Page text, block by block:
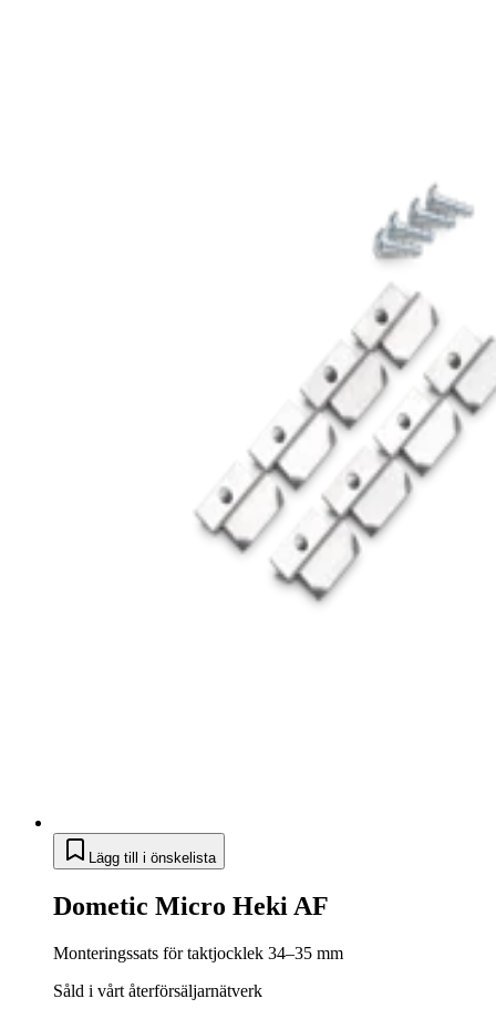
Lägg till i önskelista
Dometic Micro Heki AF
Monteringssats för taktjocklek 34–35 mm
Såld i vårt återförsäljarnätverk